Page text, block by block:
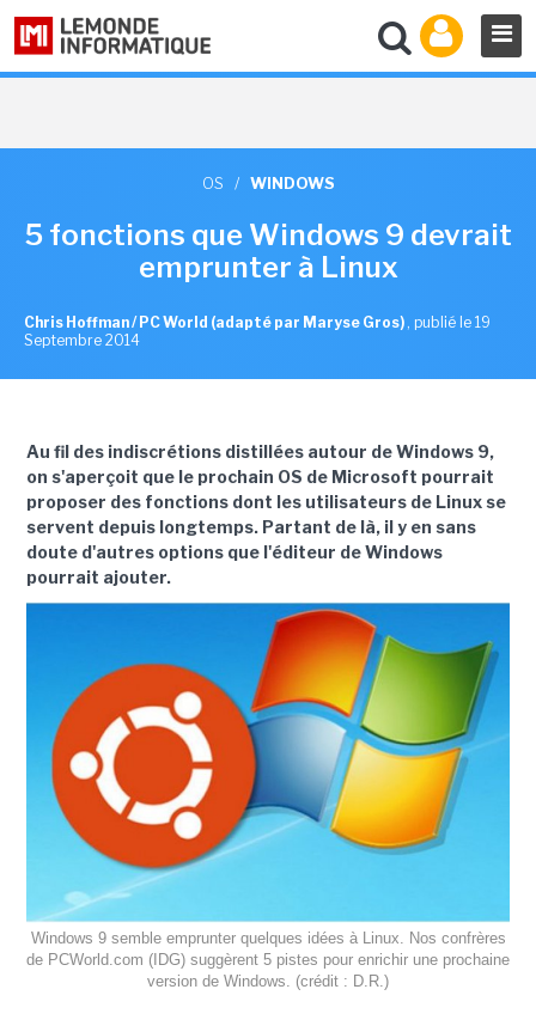
OS / WINDOWS
5 fonctions que Windows 9 devrait
emprunter à Linux
Chris Hoffman / PC World (adapté par Maryse Gros) , publié le 19
Septembre 2014
Au fil des indiscrétions distillées autour de Windows 9,
on s'aperçoit que le prochain OS de Microsoft pourrait
proposer des fonctions dont les utilisateurs de Linux se
servent depuis longtemps. Partant de là, il y en sans
doute d'autres options que l'éditeur de Windows
pourrait ajouter.
Windows 9 semble emprunter quelques idées à Linux. Nos confrères
de PCWorld.com (IDG) suggèrent 5 pistes pour enrichir une prochaine
version de Windows. (crédit : D.R.)